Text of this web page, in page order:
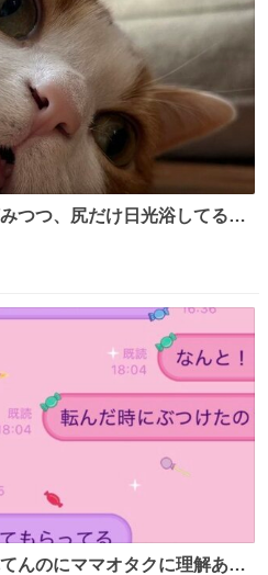
つつ、尻だけ日光浴してる猫
んのにママオタクに理解あっ